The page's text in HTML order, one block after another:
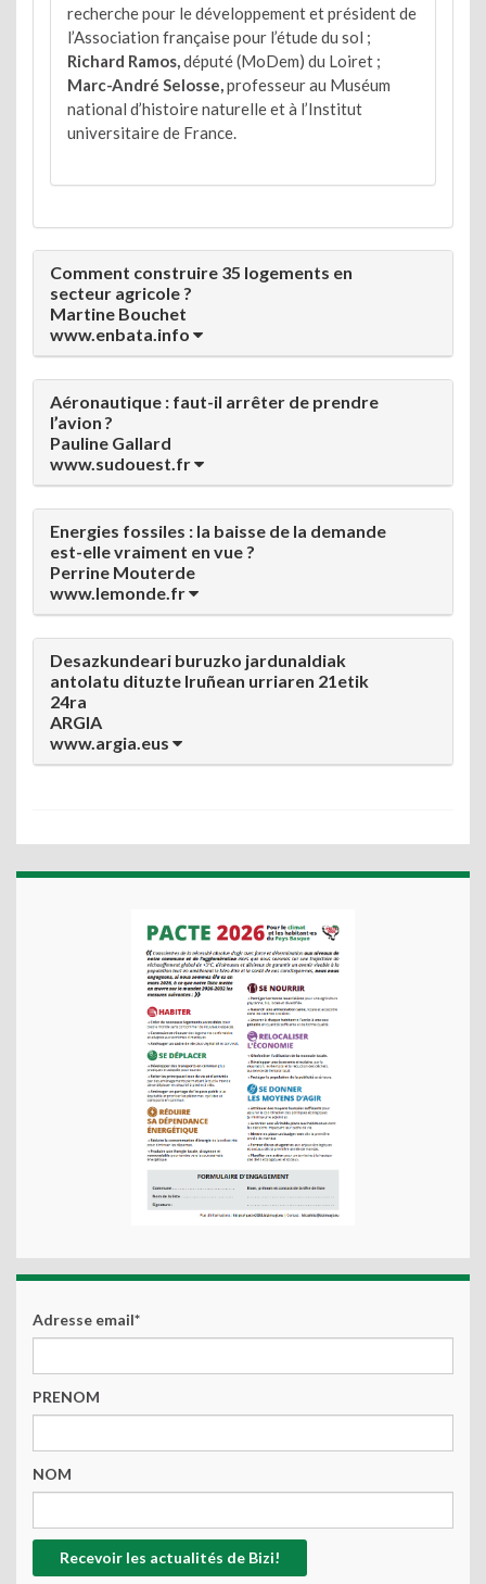
recherche pour le développement et président de
l’Association française pour l’étude du sol ;
Richard Ramos, député (MoDem) du Loiret ;
Marc-André Selosse, professeur au Muséum
national d’histoire naturelle et à l’Institut
universitaire de France.
Comment construire 35 logements en
secteur agricole ?
Martine Bouchet
www.enbata.info
Aéronautique : faut-il arrêter de prendre
l’avion ?
Pauline Gallard
www.sudouest.fr
Energies fossiles : la baisse de la demande
est-elle vraiment en vue ?
Perrine Mouterde
www.lemonde.fr
Desazkundeari buruzko jardunaldiak
antolatu dituzte Iruñean urriaren 21etik
24ra
ARGIA
www.argia.eus
Adresse email*
PRENOM
NOM